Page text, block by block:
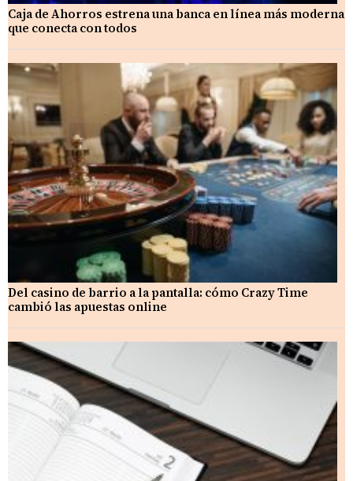
Caja de Ahorros estrena una banca en línea más moderna
que conecta con todos
Del casino de barrio a la pantalla: cómo Crazy Time
cambió las apuestas online